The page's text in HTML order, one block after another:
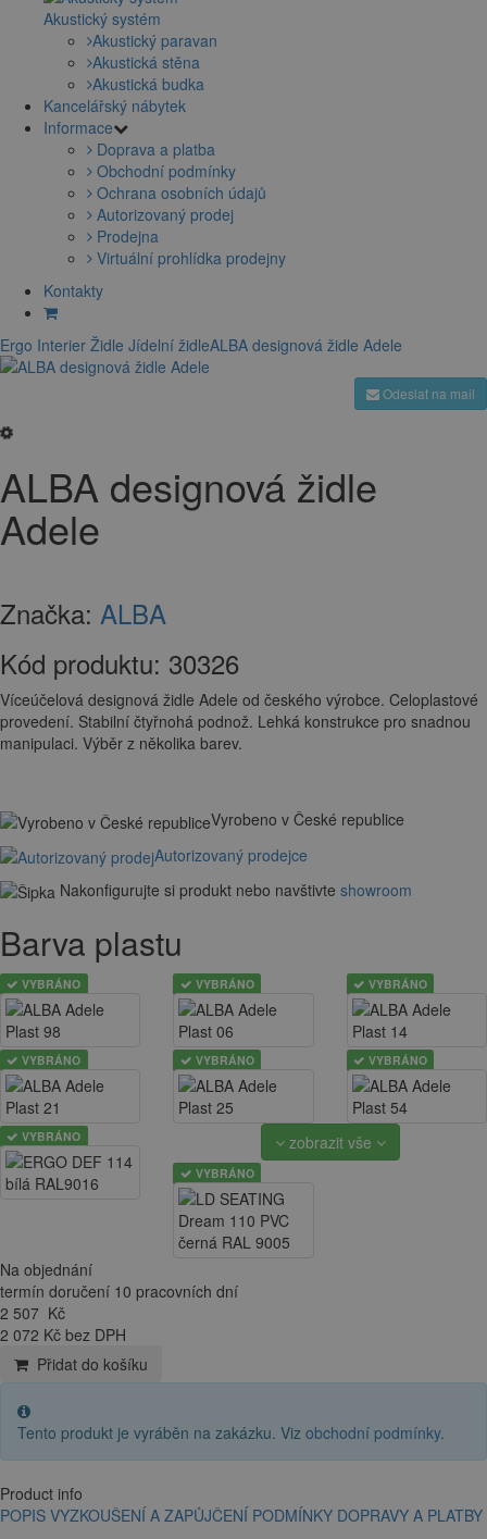
Akustický systém
Akustický paravan
Akustická stěna
Akustická budka
Kancelářský nábytek
Informace
Doprava a platba
Obchodní podmínky
Ochrana osobních údajů
Autorizovaný prodej
Prodejna
Virtuální prohlídka prodejny
Kontakty
Ergo Interier Židle Jídelní židleALBA designová židle Adele
Odeslat na mail
ALBA designová židle
Adele
Značka: ALBA
Kód produktu: 30326
Víceúčelová designová židle Adele od českého výrobce. Celoplastové
provedení. Stabilní čtyřnohá podnož. Lehká konstrukce pro snadnou
manipulaci. Výběr z několika barev.
Vyrobeno v České republice
Autorizovaný prodejce
Nakonfigurujte si produkt nebo navštivte showroom
Barva plastu
VYBRÁNO VYBRÁNO VYBRÁNO
VYBRÁNO VYBRÁNO VYBRÁNO
VYBRÁNO zobrazit vše
VYBRÁNO
Na objednání
termín doručení 10 pracovních dní
2 507 Kč
2 072 Kč bez DPH
Přidat do košíku
Tento produkt je vyráběn na zakázku. Viz obchodní podmínky.
Product info
POPIS VYZKOUŠENÍ A ZAPŮJČENÍ PODMÍNKY DOPRAVY A PLATBY